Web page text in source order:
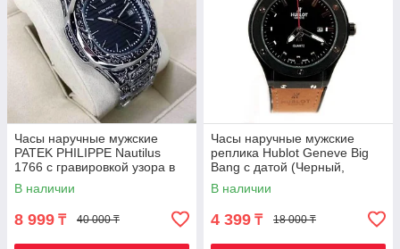
Часы наручные мужские
PATEK PHILIPPE Nautilus
1766 с гравировкой узора в
восточном стиле {40мм, AA
реплика}
В наличии
8 999 ₸ 40 000 ₸
Часы наручные мужские
реплика Hublot Geneve Big
Bang с датой (Черный,
коричневый ремешок)
В наличии
4 399 ₸ 18 000 ₸